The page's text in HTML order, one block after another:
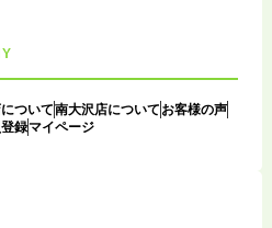
ついて南大沢店について お客様の声
録マイページ